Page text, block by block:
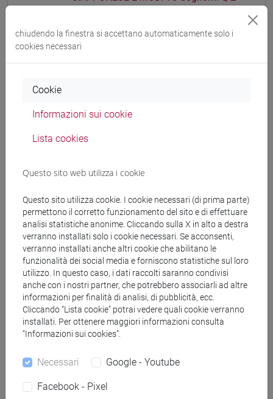
MOD. 1D
GIAPPONESE 2 MOD. 1D Cognomi A-C
GIAPPONESE 2 MOD. 1D Cognomi M-R
ESERCITAZIONI DI LINGUA
ESERCITAZIONI DI LINGUA GIAPPONESE 2
ESERCITAZIONI DI LINGUA
GIAPPONESE 2 MOD. 1E Cognomi A-B
ESERCITAZIONI DI LINGUA
GIAPPONESE 2 MOD. 1E Cognomi C-E
ESERCITAZIONI DI LINGUA
GIAPPONESE 2 MOD. 1E Cognomi F-L
ESERCITAZIONI DI LINGUA
GIAPPONESE 2 MOD. 1E Cognomi M-P
ESERCITAZIONI DI LINGUA
GIAPPONESE 2 MOD. 1E Cognomi Q-Z
MOD. 2A
GIAPPONESE 2 MOD. 2A Cognomi A-L
chiudendo la finestra si accettano automaticamente solo i
cookies necessari
Cookie
Informazioni sui cookie
Lista cookies
Questo sito web utilizza i cookie
Questo sito utilizza cookie. I cookie necessari (di prima parte)
permettono il corretto funzionamento del sito e di effettuare
analisi statistiche anonime. Cliccando sulla X in alto a destra
verranno installati solo i cookie necessari. Se acconsenti,
verranno installati anche altri cookie che abilitano le
funzionalità dei social media e forniscono statistiche sul loro
utilizzo. In questo caso, i dati raccolti saranno condivisi
anche con i nostri partner, che potrebbero associarli ad altre
informazioni per finalità di analisi, di pubblicità, ecc.
Cliccando “Lista cookie” potrai vedere quali cookie verranno
installati. Per ottenere maggiori informazioni consulta
“Informazioni sui cookies”.
Necessari Google - Youtube
Facebook - Pixel